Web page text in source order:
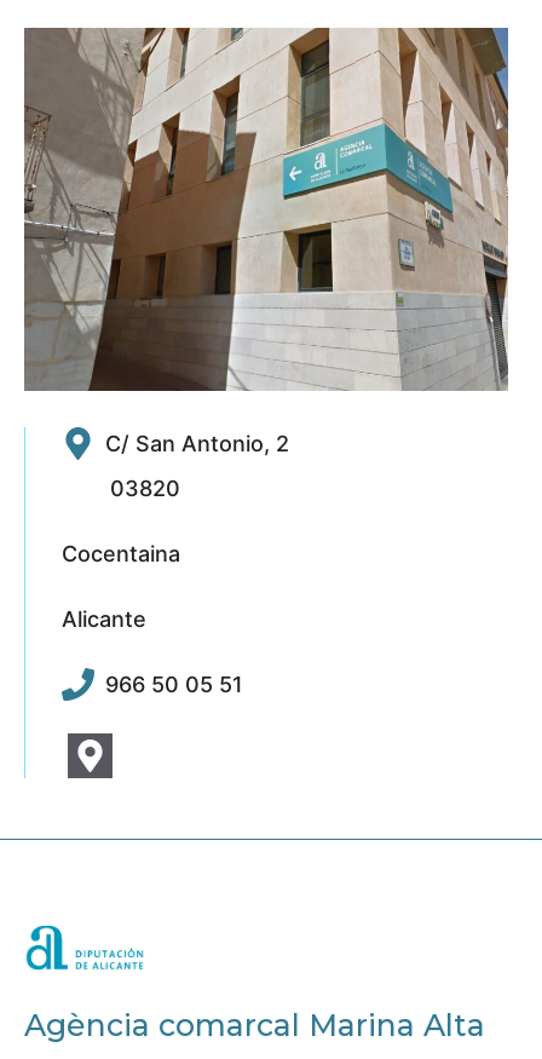
C/ San Antonio, 2
03820
Cocentaina
Alicante
966 50 05 51
Agència comarcal Marina Alta